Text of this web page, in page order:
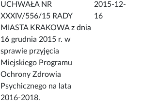
UCHWAŁA NR
XXXIV/556/15 RADY
MIASTA KRAKOWA z dnia
16 grudnia 2015 r. w
sprawie przyjęcia
Miejskiego Programu
Ochrony Zdrowia
Psychicznego na lata
2016-2018.
2015-12-
16